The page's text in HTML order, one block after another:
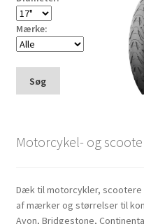
Mærke:
Søg
Motorcykel- og
Dæk til motorcykler, scootere
af mærker og størrelser til
Avon, Bridgestone,